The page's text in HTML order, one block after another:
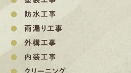
防水工事
雨漏り工事
外構工事
内装工事
クリーニング